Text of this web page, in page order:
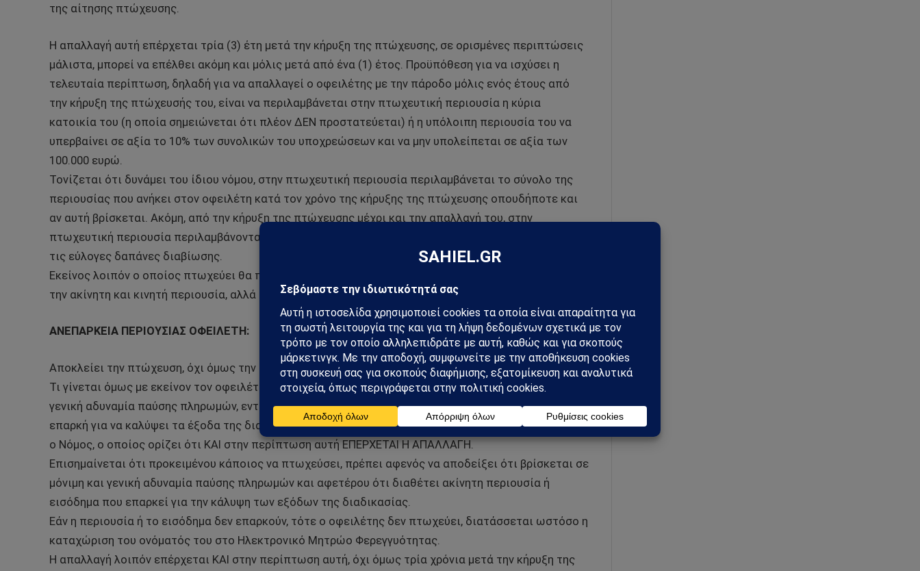
της αίτησης πτώχευσης.
Η απαλλαγή αυτή επέρχεται τρία (3) έτη μετά την κήρυξη της πτώχευσης, σε ορισμένες περιπτώσεις
μάλιστα, μπορεί να επέλθει ακόμη και μόλις μετά από ένα (1) έτος. Προϋπόθεση για να ισχύσει η
τελευταία περίπτωση, δηλαδή για να απαλλαγεί ο οφειλέτης με την πάροδο μόλις ενός έτους από
την κήρυξη της πτώχευσής του, είναι να περιλαμβάνεται στην πτωχευτική περιουσία η κύρια
κατοικία του (η οποία σημειώνεται ότι πλέον ΔΕΝ προστατεύεται) ή η υπόλοιπη περιουσία του να
υπερβαίνει σε αξία το 10% των συνολικών του υποχρεώσεων και να μην υπολείπεται σε αξία των
100.000 ευρώ.
Τονίζεται ότι δυνάμει του ίδιου νόμου, στην πτωχευτική περιουσία περιλαμβάνεται το σύνολο της
περιουσίας που ανήκει στον οφειλέτη κατά τον χρόνο της κήρυξης της πτώχευσης οπουδήποτε και
αν αυτή βρίσκεται. Ακόμη, από την κήρυξη της πτώχευσης μέχρι και την απαλλαγή του, στην
πτωχευτική περιουσία περιλαμβάνονται και τα ετήσια εισοδήματα του οφειλέτη που υπερβαίνουν
τις εύλογες δαπάνες διαβίωσης.
Εκείνος λοιπόν ο οποίος πτωχεύει θα πρέπει να γνωρίζει ότι θα αποξενωθεί παντελώς από όλη του
την ακίνητη και κινητή περιουσία, αλλά και από μέρος του ετήσιου εισοδήματός του.
ΑΝΕΠΑΡΚΕΙΑ ΠΕΡΙΟΥΣΙΑΣ ΟΦΕΙΛΕΤΗ:
Αποκλείει την πτώχευση, όχι όμως την απαλλαγή
Τι γίνεται όμως με εκείνον τον οφειλέτη – φυσικό πρόσωπο ο οποίος καίτοι βρίσκεται σε μόνιμη και
γενική αδυναμία παύσης πληρωμών, εντούτοις δεν διαθέτει καθόλου περιουσία ή έστω περιουσία
επαρκή για να καλύψει τα έξοδα της διαδικασίας της πτώχευσης. Την απάντηση μας τη δίνει ο ίδιος
ο Νόμος, ο οποίος ορίζει ότι ΚΑΙ στην περίπτωση αυτή ΕΠΕΡΧΕΤΑΙ Η ΑΠΑΛΛΑΓΗ.
Επισημαίνεται ότι προκειμένου κάποιος να πτωχεύσει, πρέπει αφενός να αποδείξει ότι βρίσκεται σε
μόνιμη και γενική αδυναμία παύσης πληρωμών και αφετέρου ότι διαθέτει ακίνητη περιουσία ή
εισόδημα που επαρκεί για την κάλυψη των εξόδων της διαδικασίας.
Εάν η περιουσία ή το εισόδημα δεν επαρκούν, τότε ο οφειλέτης δεν πτωχεύει, διατάσσεται ωστόσο η
καταχώριση του ονόματός του στο Ηλεκτρονικό Μητρώο Φερεγγυότητας.
Η απαλλαγή λοιπόν επέρχεται ΚΑΙ στην περίπτωση αυτή, όχι όμως τρία χρόνια μετά την κήρυξη της